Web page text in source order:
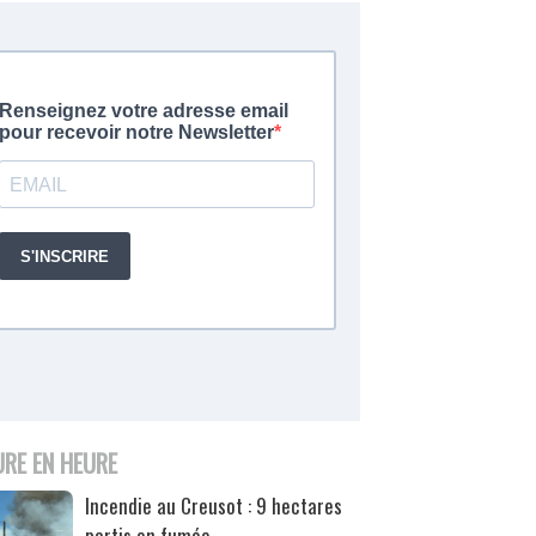
EN HEURE
Incendie au Creusot : 9 hectares